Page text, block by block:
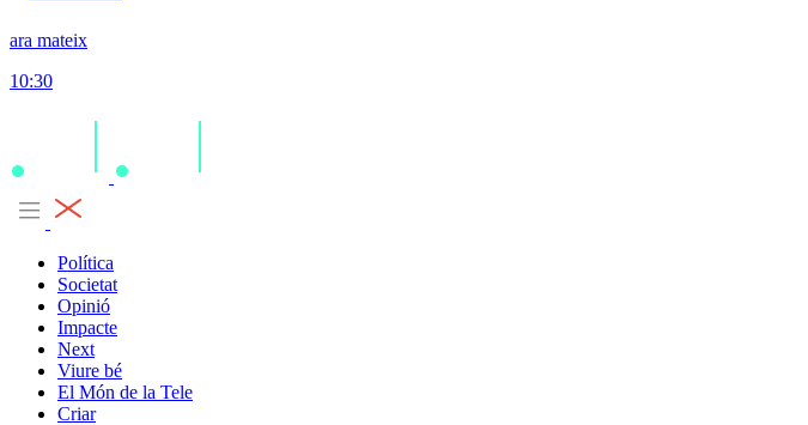
ara mateix
10:30
Política
Societat
Opinió
Impacte
Next
Viure bé
El Món de la Tele
Criar